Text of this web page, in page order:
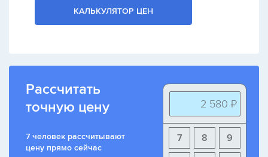
КАЛЬКУЛЯТОР ЦЕН
Рассчитать
точную цену
7 человек рассчитывают
цену прямо сейчас
2 580 ₽
9
8
7